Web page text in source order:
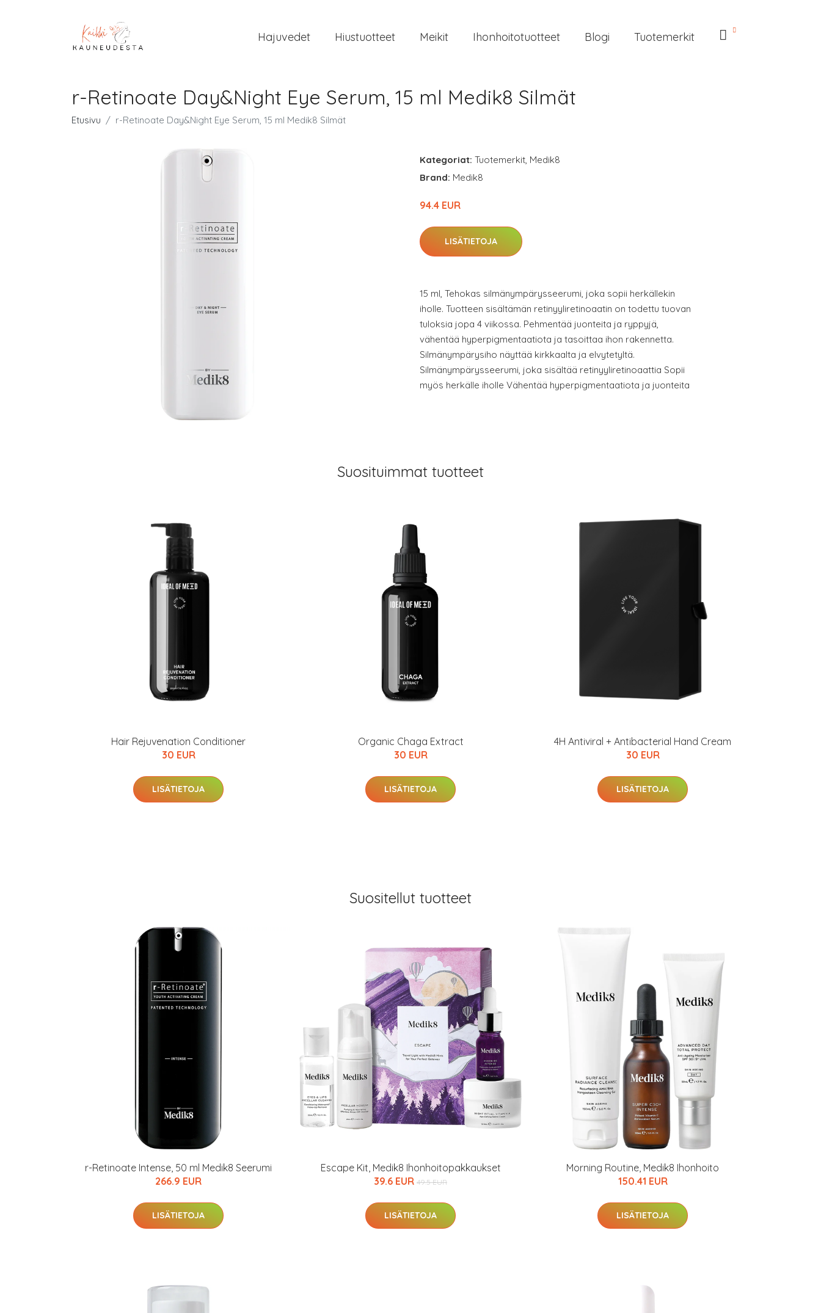
Hajuvedet Hiustuotteet Meikit Ihonhoitotuotteet Blogi Tuotemerkit
r-Retinoate Day&Night Eye Serum, 15 ml Medik8 Silmät
Etusivu r-Retinoate Day&Night Eye Serum, 15 ml Medik8 Silmät
Kategoriat: Tuotemerkit, Medik8
Brand: Medik8
94.4 EUR
LISÄTIETOJA
15 ml, Tehokas silmänympärysseerumi, joka sopii herkällekin
iholle. Tuotteen sisältämän retinyyliretinoaatin on todettu tuovan
tuloksia jopa 4 viikossa. Pehmentää juonteita ja ryppyjä,
vähentää hyperpigmentaatiota ja tasoittaa ihon rakennetta.
Silmänympärysiho näyttää kirkkaalta ja elvytetyltä.
Silmänympärysseerumi, joka sisältää retinyyliretinoaattia Sopii
myös herkälle iholle Vähentää hyperpigmentaatiota ja juonteita
Suosituimmat tuotteet
Hair Rejuvenation Conditioner
30 EUR
LISÄTIETOJA
Organic Chaga Extract
30 EUR
LISÄTIETOJA
4H Antiviral + Antibacterial Hand Cream
30 EUR
LISÄTIETOJA
Suositellut tuotteet
r-Retinoate Intense, 50 ml Medik8 Seerumi
266.9 EUR
LISÄTIETOJA
Escape Kit, Medik8 Ihonhoitopakkaukset
39.6 EUR 49.5 EUR
LISÄTIETOJA
Morning Routine, Medik8 Ihonhoito
150.41 EUR
LISÄTIETOJA
Erikoistarjous
IdealofMeD Kauppa
Kaikki IdealofMeDin tuotteet -20 %!